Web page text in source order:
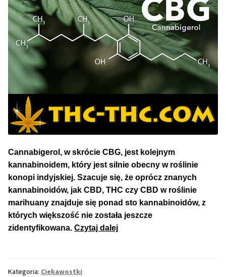
PROMOCJA TYGODNIA
Dla Początkujących
Indoor w Domu
Outdoor na Dworze
Półautomaty Outdoor
Automaty XXL
Pełnosezonowe XXL
Szybkie Automaty
Max THC 21% i Więcej
Cannabigerol, w skrócie CBG, jest kolejnym
kannabinoidem, który jest silnie obecny w roślinie
konopi indyjskiej. Szacuje się, że oprócz znanych
kannabinoidów, jak CBD, THC czy CBD w roślinie
marihuany znajduje się ponad sto kannabinoidów, z
których większość nie została jeszcze
zidentyfikowana. Czytaj dalejCzym
Kategoria: Ciekawostki